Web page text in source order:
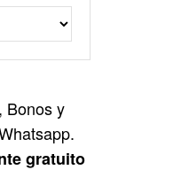
Bonos y
gratuito